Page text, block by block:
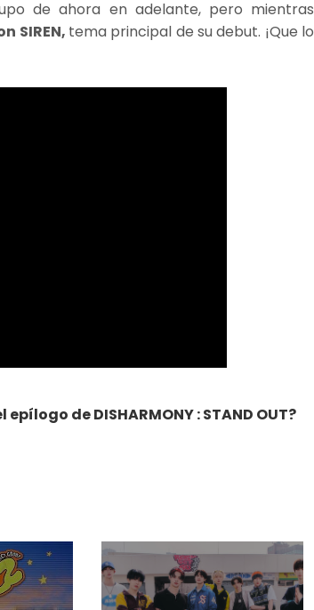
de ahora en adelante, pero mientras
SIREN, tema principal de su debut. ¡Que lo
de DISHARMONY : STAND OUT?